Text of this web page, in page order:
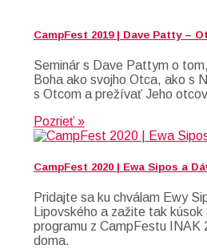
CampFest 2019 | Dave Patty –
Seminár s Dave Pattym o
Boha ako svojho Otca, ako s
s Otcom a prežívať Jeho
Pozrieť »
CampFest 2020 | Ewa Sipos a
Pridajte sa ku chválam Ewy
Lipovského a zažite tak
programu z CampFestu INAK
doma.